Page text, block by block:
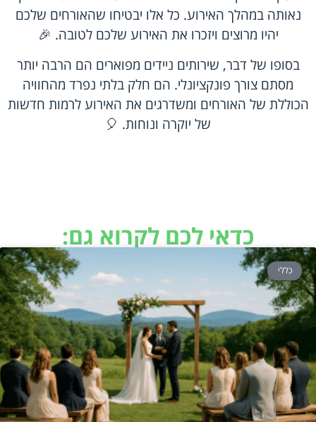
נאותה במהלך האירוע. כל אלו יבטיחו שהאורחים שלכם
יהיו מרוצים ויזכרו את האירוע שלכם לטובה. 🎉
בסופו של דבר, שירותים ניידים מפוארים הם הרבה יותר
מסתם צורך פונקציונלי. הם חלק בלתי נפרד מהחוויה
הכוללת של האורחים ומשדרגים את האירוע לרמות חדשות
של יוקרה ונוחות. 🎈
כדאי לכם לקרוא גם:
כללי